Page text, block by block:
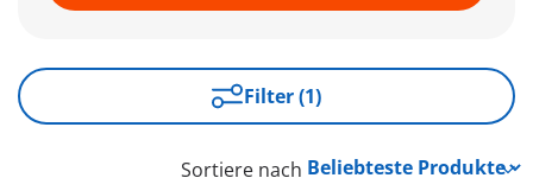
Filter (1)
Sortiere nach